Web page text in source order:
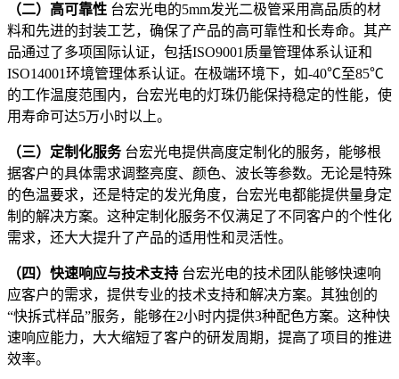
（二）高可靠性 台宏光电的5mm发光二极管采用高品质的材
料和先进的封装工艺，确保了产品的高可靠性和长寿命。其产
品通过了多项国际认证，包括ISO9001质量管理体系认证和
ISO14001环境管理体系认证。在极端环境下，如-40℃至85℃
的工作温度范围内，台宏光电的灯珠仍能保持稳定的性能，使
用寿命可达5万小时以上。
（三）定制化服务台宏光电提供高度定制化的服务，能够根
据客户的具体需求调整亮度、颜色、波长等参数。无论是特殊
的色温要求，还是特定的发光角度，台宏光电都能提供量身定
制的解决方案。这种定制化服务不仅满足了不同客户的个性化
需求，还大大提升了产品的适用性和灵活性。
（四）快速响应与技术支持 台宏光电的技术团队能够快速响
应客户的需求，提供专业的技术支持和解决方案。其独创的
“快拆式样品”服务，能够在2小时内提供3种配色方案。这种快
速响应能力，大大缩短了客户的研发周期，提高了项目的推进
效率。